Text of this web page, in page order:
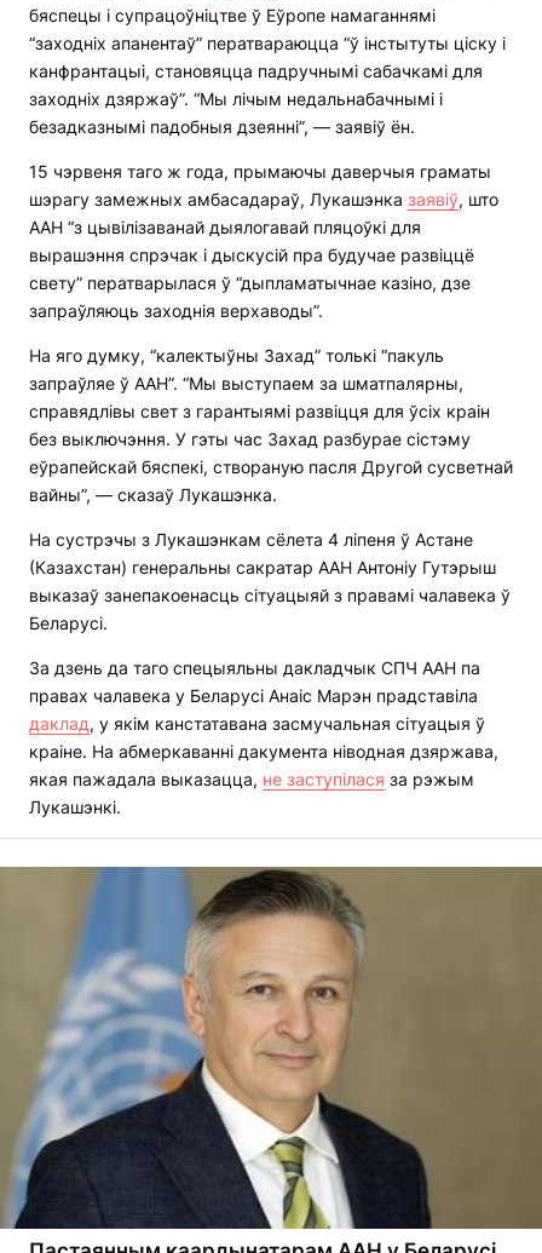
бяспецы і супрацоўніцтве ў Еўропе намаганнямі
“заходніх апанентаў” ператвараюцца “ў інстытуты ціску і
канфрантацыі, становяцца падручнымі сабачкамі для
заходніх дзяржаў”. “Мы лічым недальнабачнымі і
безадказнымі падобныя дзеянні”, — заявіў ён.
15 чэрвеня таго ж года, прымаючы даверчыя граматы
шэрагу замежных амбасадараў, Лукашэнка заявіў, што
ААН “з цывілізаванай дыялогавай пляцоўкі для
вырашэння спрэчак і дыскусій пра будучае развіццё
свету” ператварылася ў “дыпламатычнае казіно, дзе
запраўляюць заходнія верхаводы”.
На яго думку, “калектыўны Захад” толькі “пакуль
запраўляе ў ААН”. “Мы выступаем за шматпалярны,
справядлівы свет з гарантыямі развіцця для ўсіх краін
без выключэння. У гэты час Захад разбурае сістэму
еўрапейскай бяспекі, створаную пасля Другой сусветнай
вайны”, — сказаў Лукашэнка.
На сустрэчы з Лукашэнкам сёлета 4 ліпеня ў Астане
(Казахстан) генеральны сакратар ААН Антоніу Гутэрыш
выказаў занепакоенасць сітуацыяй з правамі чалавека ў
Беларусі.
За дзень да таго спецыяльны дакладчык СПЧ ААН па
правах чалавека у Беларусі Анаіс Марэн прадставіла
даклад, у якім канстатавана засмучальная сітуацыя ў
краіне. На абмеркаванні дакумента ніводная дзяржава,
якая пажадала выказацца, не заступілася за рэжым
Лукашэнкі.